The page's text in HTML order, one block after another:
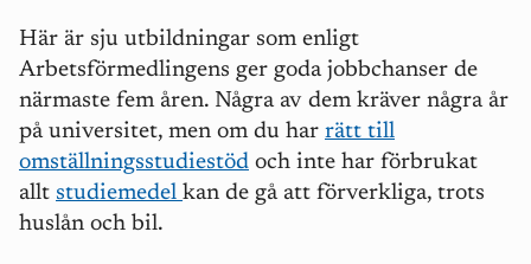
Här är sju utbildningar som enligt
Arbetsförmedlingens ger goda jobbchanser de
närmaste fem åren. Några av dem kräver några år
på universitet, men om du har rätt till
omställningsstudiestöd och inte har förbrukat
allt studiemedel kan de gå att förverkliga, trots
huslån och bil.